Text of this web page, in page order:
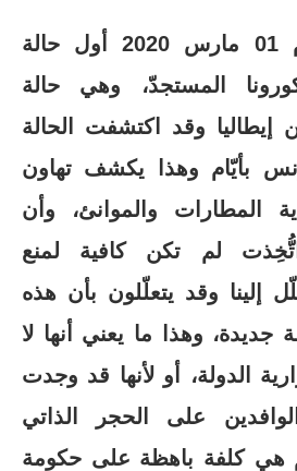
سجّلت تونس يوم 01 مارس 2020 أول حالة
المستجدّ، وهي حالة
وقد اكتشفت الحالة
بأيّام وهذا يكشف تهاون
المطارات والموانئ، وأن
اتُّخِذت لم تكن كافية لمنع
إلينا وقد يتعلّلون بأن هذه
جديدة، وهذا ما يعني أنها لا
الدولة، أو لأنها قد وجدت
على الحجر الذاتي
هي كلفة باهظة على حكومة